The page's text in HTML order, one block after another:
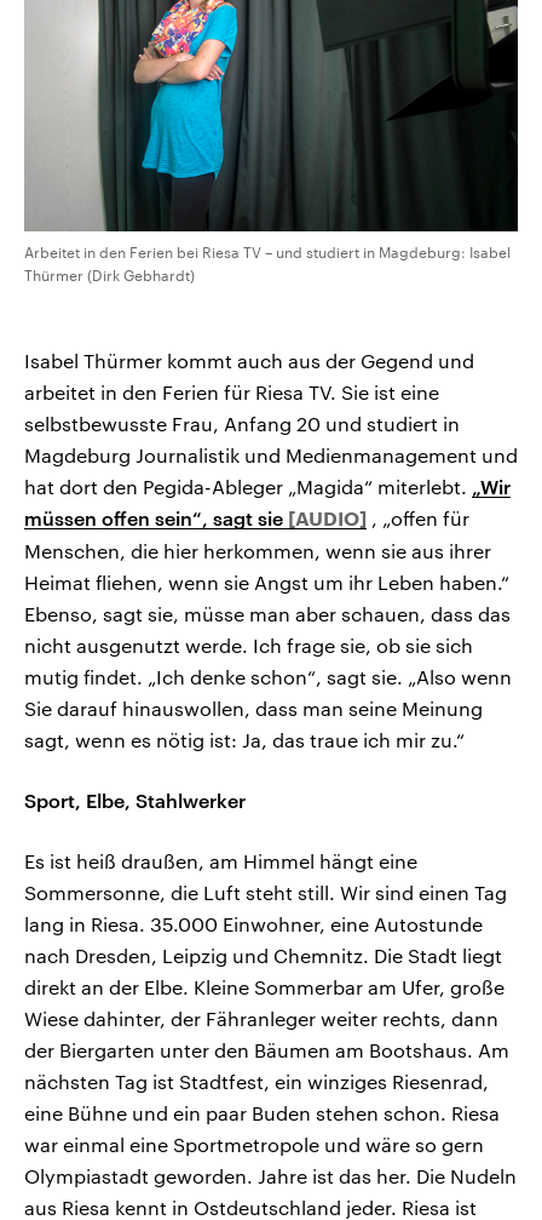
Arbeitet in den Ferien bei Riesa TV – und studiert in Magdeburg: Isabel
Thürmer (Dirk Gebhardt)
Isabel Thürmer kommt auch aus der Gegend und
arbeitet in den Ferien für Riesa TV. Sie ist eine
selbstbewusste Frau, Anfang 20 und studiert in
Magdeburg Journalistik und Medienmanagement und
hat dort den Pegida-Ableger „Magida“ miterlebt.
„Wir
müssen offen sein“, sagt sie
, „offen für
Menschen, die hier herkommen, wenn sie aus ihrer
Heimat fliehen, wenn sie Angst um ihr Leben haben.“
Ebenso, sagt sie, müsse man aber schauen, dass das
nicht ausgenutzt werde. Ich frage sie, ob sie sich
mutig findet. „Ich denke schon“, sagt sie. „Also wenn
Sie darauf hinauswollen, dass man seine Meinung
sagt, wenn es nötig ist: Ja, das traue ich mir zu.“
Sport, Elbe, Stahlwerker
Es ist heiß draußen, am Himmel hängt eine
Sommersonne, die Luft steht still. Wir sind einen Tag
lang in Riesa. 35.000 Einwohner, eine Autostunde
nach Dresden, Leipzig und Chemnitz. Die Stadt liegt
direkt an der Elbe. Kleine Sommerbar am Ufer, große
Wiese dahinter, der Fähranleger weiter rechts, dann
der Biergarten unter den Bäumen am Bootshaus. Am
nächsten Tag ist Stadtfest, ein winziges Riesenrad,
eine Bühne und ein paar Buden stehen schon. Riesa
war einmal eine Sportmetropole und wäre so gern
Olympiastadt geworden. Jahre ist das her. Die Nudeln
aus Riesa kennt in Ostdeutschland jeder. Riesa ist